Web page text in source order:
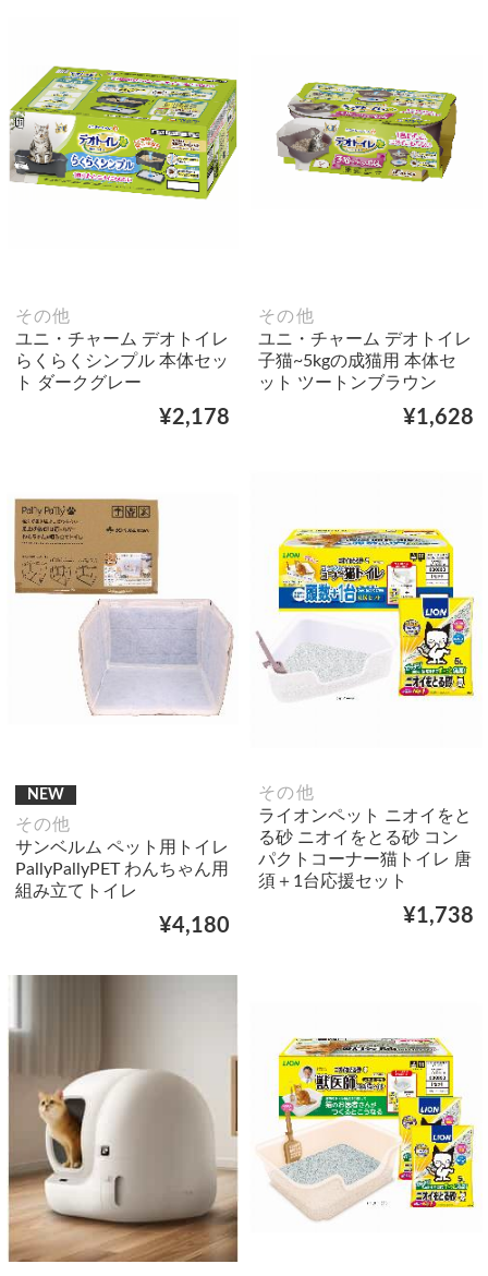
その他
ユニ・チャーム デオトイレ
らくらくシンプル 本体セッ
ト ダークグレー
¥2,178
その他
ユニ・チャーム デオトイレ
子猫~5kgの成猫用 本体セ
ット ツートンブラウン
¥1,628
NEW
その他
サンベルム ペット用トイレ
PallyPallyPET わんちゃん用
組み立てトイレ
¥4,180
その他
ライオンペット ニオイをと
る砂 ニオイをとる砂 コン
パクトコーナー猫トイレ 唐
須＋1台応援セット
¥1,738